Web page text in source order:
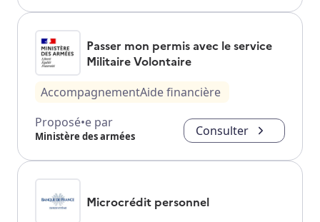
Passer mon permis avec le service
Militaire Volontaire
AccompagnementAide financière
Proposé•e par
Ministère des armées Consulter
Microcrédit personnel